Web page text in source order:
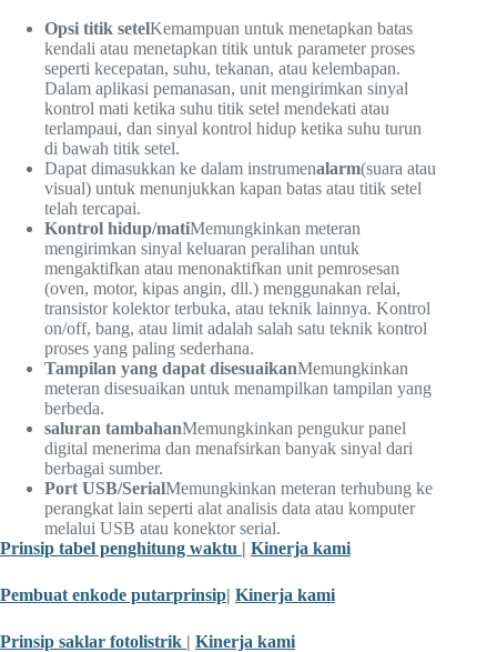
Opsi titik setelKemampuan untuk menetapkan batas
kendali atau menetapkan titik untuk parameter proses
seperti kecepatan, suhu, tekanan, atau kelembapan.
Dalam aplikasi pemanasan, unit mengirimkan sinyal
kontrol mati ketika suhu titik setel mendekati atau
terlampaui, dan sinyal kontrol hidup ketika suhu turun
di bawah titik setel.
Dapat dimasukkan ke dalam instrumenalarm(suara atau
visual) untuk menunjukkan kapan batas atau titik setel
telah tercapai.
Kontrol hidup/matiMemungkinkan meteran
mengirimkan sinyal keluaran peralihan untuk
mengaktifkan atau menonaktifkan unit pemrosesan
(oven, motor, kipas angin, dll.) menggunakan relai,
transistor kolektor terbuka, atau teknik lainnya. Kontrol
on/off, bang, atau limit adalah salah satu teknik kontrol
proses yang paling sederhana.
Tampilan yang dapat disesuaikanMemungkinkan
meteran disesuaikan untuk menampilkan tampilan yang
berbeda.
saluran tambahanMemungkinkan pengukur panel
digital menerima dan menafsirkan banyak sinyal dari
berbagai sumber.
Port USB/SerialMemungkinkan meteran terhubung ke
perangkat lain seperti alat analisis data atau komputer
melalui USB atau konektor serial.
Prinsip tabel penghitung waktu | Kinerja kami
Pembuat enkode putarprinsip| Kinerja kami
Prinsip saklar fotolistrik | Kinerja kami